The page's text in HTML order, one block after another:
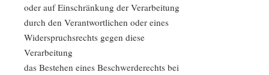
oder auf Einschränkung der Verarbeitung
durch den Verantwortlichen oder eines
Widerspruchsrechts gegen diese
Verarbeitung
das Bestehen eines Beschwerderechts bei